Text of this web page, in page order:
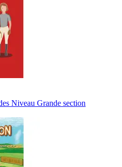
Niveau Grande section